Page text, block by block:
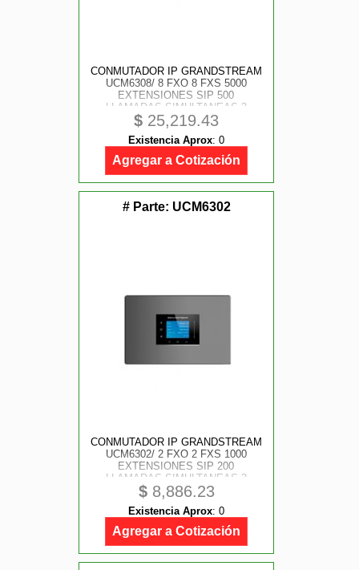
CONMUTADOR IP GRANDSTREAM
UCM6308/ 8 FXO 8 FXS 5000
EXTENSIONES SIP 500
LLAMADAS SIMULTANEAS 3
PUERTO GIGABIT MONTAJE EN
RACK Y ESCRITORIO
COMPATIBLE CON GDMS
REMOTE CONNET WAVE
$ 25,219.43
Existencia Aprox: 0
Agregar a Cotización
# Parte: UCM6302
CONMUTADOR IP GRANDSTREAM
UCM6302/ 2 FXO 2 FXS 1000
EXTENSIONES SIP 200
LLAMADAS SIMULTANEAS 3
PUERTO GIGABIT MONTAJE EN
PARED Y ESCRITORIO
COMPATIBLE CON GDMS
REMOTE CONNET WAVE
$8,886.23
Existencia Aprox: 0
Agregar a Cotización